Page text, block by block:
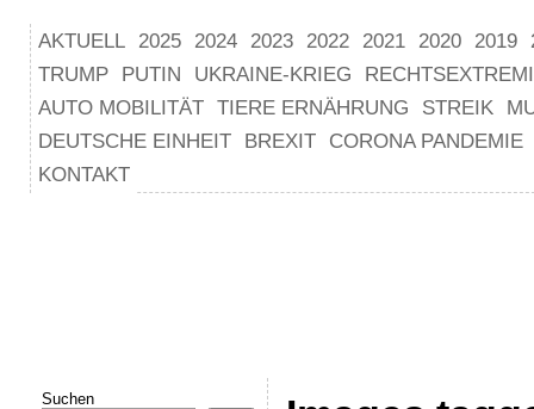
AKTUELL 2025 2024 2023 2022 2021 2020 2019
TRUMP
PUTIN UKRAINE-KRIEG
AUTO MOBILITÄT TIERE ERNÄHRUNG STREIK
DEUTSCHE EINHEIT
BREXIT
CORONA PANDEMIE
KONTAKT
Suchen